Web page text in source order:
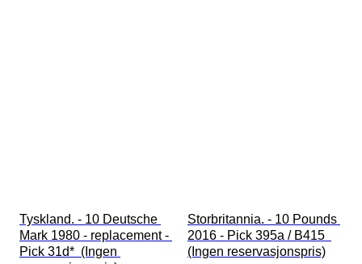
Tyskland. - 10 Deutsche
Mark 1980 - replacement -
Pick 31d*  (Ingen
Storbritannia. - 10 Pounds
2016 - Pick 395a / B415
(Ingen reservasjonspris)